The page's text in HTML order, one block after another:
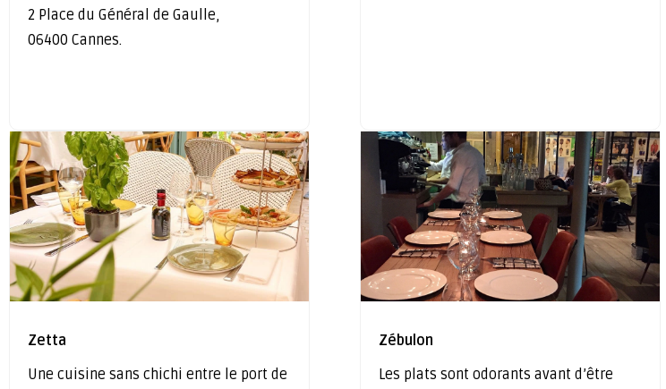
2 Place du Général de Gaulle,
06400 Cannes.
Zetta
Une cuisine sans chichi entre le port de
Zébulon
Les plats sont odorants avant d’être